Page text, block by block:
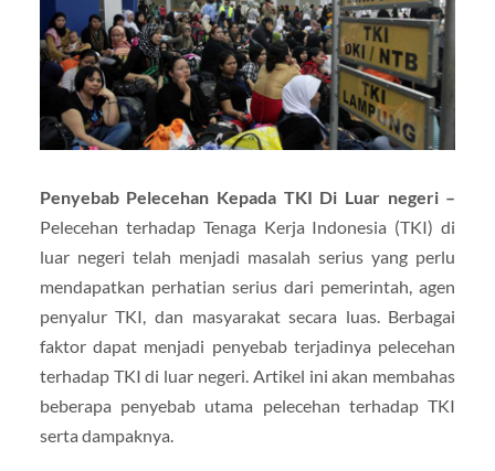
Penyebab Pelecehan Kepada TKI Di Luar negeri –
Pelecehan terhadap Tenaga Kerja Indonesia (TKI) di
luar negeri telah menjadi masalah serius yang perlu
mendapatkan perhatian serius dari pemerintah, agen
penyalur TKI, dan masyarakat secara luas. Berbagai
faktor dapat menjadi penyebab terjadinya pelecehan
terhadap TKI di luar negeri. Artikel ini akan membahas
beberapa penyebab utama pelecehan terhadap TKI
serta dampaknya.